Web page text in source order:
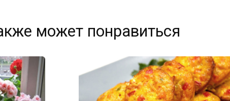
может понравиться